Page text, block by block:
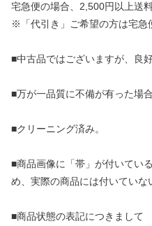
宅急便の場合、2,500円以上送料
※「代引き」ご希望の方は宅急
■中古品ではございますが、良
■万が一品質に不備が有った場
■クリーニング済み。
■商品画像に「帯」が付いてい
め、実際の商品には付いていな
■商品状態の表記につきまして